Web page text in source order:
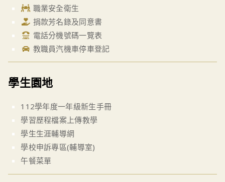
職業安全衛生
捐款芳名錄及同意書
電話分機號碼一覽表
教職員汽機車停車登記
學生園地
112學年度一年級新生手冊
學習歷程檔案上傳教學
學生生涯輔導網
學校申訴專區(輔導室)
午餐菜單